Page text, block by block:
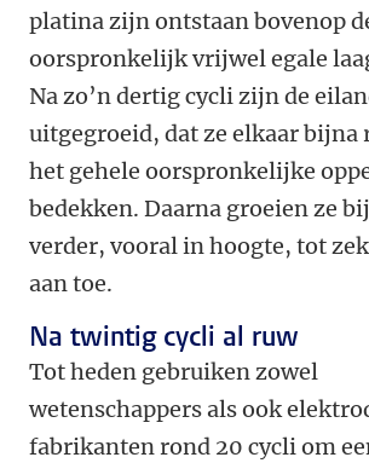
platina zijn ontstaan bovenop
oorspronkelijk vrijwel egale
Na zo’n dertig cycli zijn de
uitgegroeid, dat ze elkaar bijna
het gehele oorspronkelijke
bedekken. Daarna groeien ze
verder, vooral in hoogte, tot
aan toe.
Na twintig cycli al ruw
Tot heden gebruiken zowel
wetenschappers als ook
fabrikanten rond 20 cycli om